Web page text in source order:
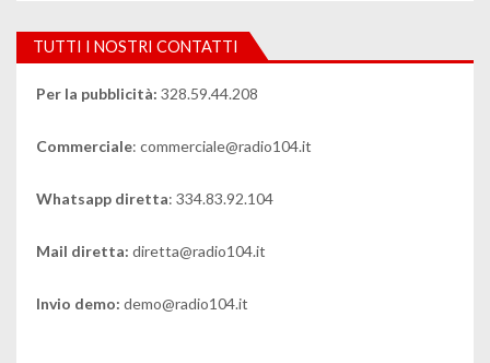
TUTTI I NOSTRI CONTATTI
Per la pubblicità: 328.59.44.208
Commerciale: commerciale@radio104.it
Whatsapp diretta: 334.83.92.104
Mail diretta: diretta@radio104.it
Invio demo: demo@radio104.it